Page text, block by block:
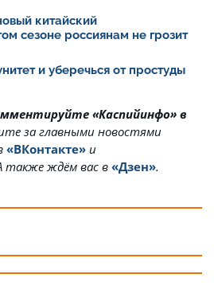
китайский
сезоне россиянам не грозит
и уберечься от простуды
«Каспийинфо» в
за главными новостями
«ВКонтакте» и
также ждём вас в «Дзен».